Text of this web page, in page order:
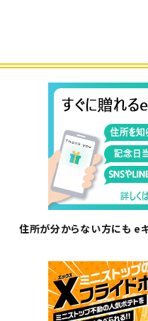
住所が分からない方にも e